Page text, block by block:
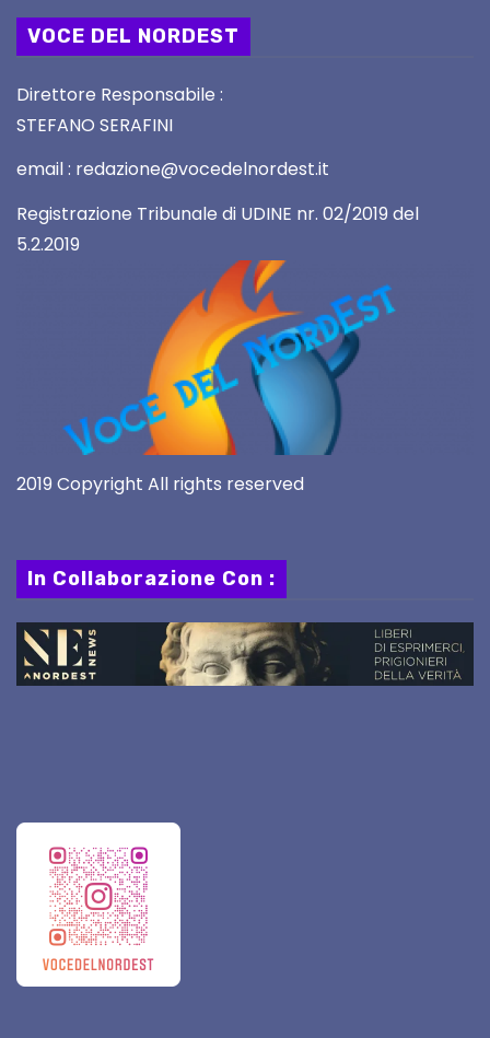
VOCE DEL NORDEST
Direttore Responsabile :
STEFANO SERAFINI
email : redazione@vocedelnordest.it
Registrazione Tribunale di UDINE nr. 02/2019 del
5.2.2019
2019 Copyright All rights reserved
In Collaborazione Con :